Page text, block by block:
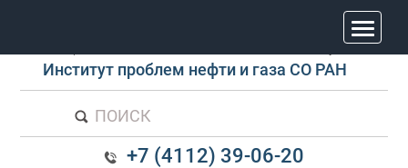
Сибирского отделения Российской академии наук»
Институт проблем нефти и газа СО РАН
ПОИСК
+7 (4112) 39-06-20
trk